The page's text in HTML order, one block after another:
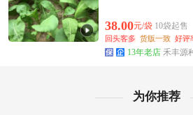
38.00元/袋 10袋起售
回头客多 货版一致 好评
13年老店 禾丰源
为你推荐